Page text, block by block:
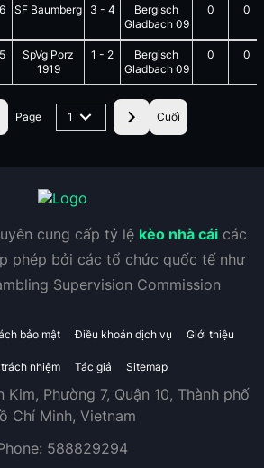
SF Baumberg 3 - 4
Bergisch
Gladbach 09
0 0
SpVg Porz
1919
1 - 2
Bergisch
Gladbach 09
0 0
Page 1 Cuối
cung cấp tỷ lệ kèo nhà cáicác
phép bởi các tổ chức quốc tế như
Supervision Commission
bảo mật Điều khoản dịch vụ Giới thiệu
nhiệm Tác giả Sitemap
Kim, Phường 7, Quận 10, Thành phố
Chí Minh, Vietnam
588829294